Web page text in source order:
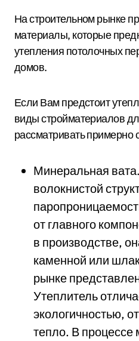
На строительном рынке
материалы, которые
утепления потолочных
домов.
Если Вам предстоит
виды стройматериалов
рассматривать
Минеральная
волокнистой
от главного
в производстве,
каменной или
рынке
Утеплитель
экологичностью,
тепло. В процессе